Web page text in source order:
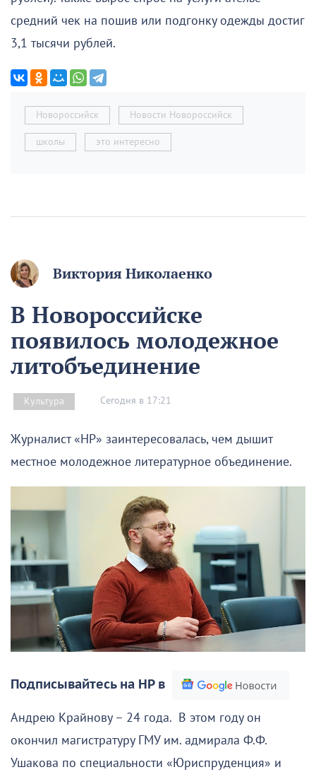
средний чек на пошив или подгонку одежды достиг
3,1 тысячи рублей.
Новороссийск Новости Новороссийск
школы это интересно
Виктория Николаенко
В Новороссийске
появилось молодежное
литобъединение
Культура Сегодня в 17:21
Журналист «НР» заинтересовалась, чем дышит
местное молодежное литературное объединение.
Подписывайтесь на НР в
Андрею Крайнову – 24 года. В этом году он
окончил магистратуру ГМУ им. адмирала Ф.Ф.
Ушакова по специальности «Юриспруденция» и